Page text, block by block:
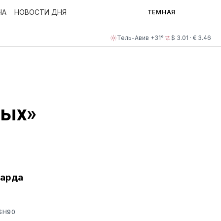
Тель-Авив +31° $ 3.01 · € 3.46
НОВОСТИ ДНЯ ТЕМНАЯ